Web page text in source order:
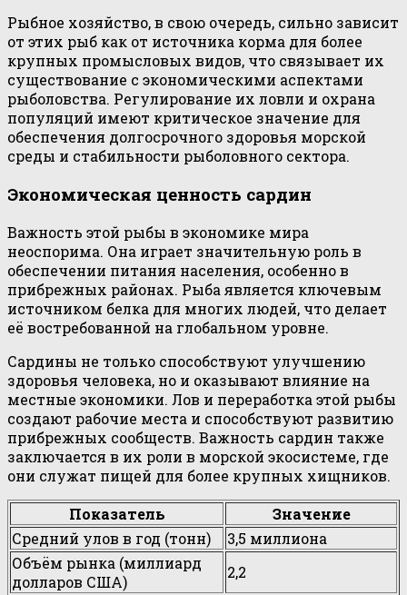
Рыбное хозяйство, в свою очередь, сильно зависит
от этих рыб как от источника корма для более
крупных промысловых видов, что связывает их
существование с экономическими аспектами
рыболовства. Регулирование их ловли и охрана
популяций имеют критическое значение для
обеспечения долгосрочного здоровья морской
среды и стабильности рыболовного сектора.
Экономическая ценность сардин
Важность этой рыбы в экономике мира
неоспорима. Она играет значительную роль в
обеспечении питания населения, особенно в
прибрежных районах. Рыба является ключевым
источником белка для многих людей, что делает
её востребованной на глобальном уровне.
Сардины не только способствуют улучшению
здоровья человека, но и оказывают влияние на
местные экономики. Лов и переработка этой рыбы
создают рабочие места и способствуют развитию
прибрежных сообществ. Важность сардин также
заключается в их роли в морской экосистеме, где
они служат пищей для более крупных хищников.
Показатель
Значение
Средний улов в год (тонн)
3,5 миллиона
Объём рынка (миллиард
долларов США)
2,2